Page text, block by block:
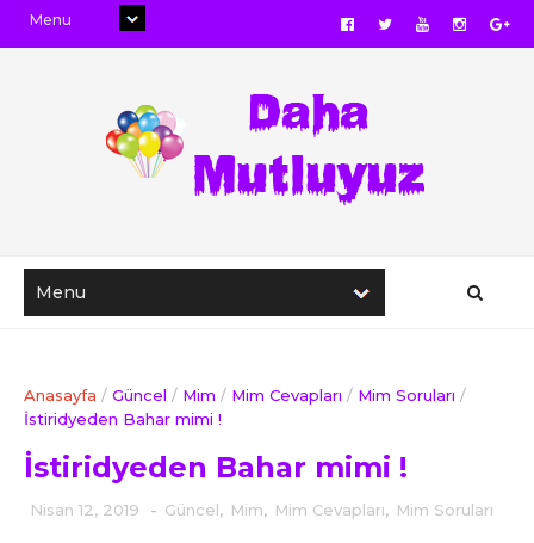
Anasayfa / Güncel / Mim / Mim Cevapları / Mim Soruları /
İstiridyeden Bahar mimi !
İstiridyeden Bahar mimi !
Nisan 12, 2019 - Güncel, Mim, Mim Cevapları, Mim Soruları